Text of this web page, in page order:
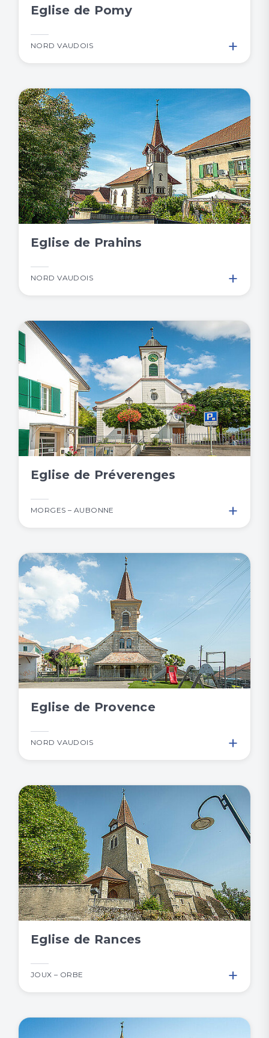
Eglise de Pomy
NORD VAUDOIS +
Eglise de Prahins
NORD VAUDOIS +
Eglise de Préverenges
MORGES – AUBONNE +
Eglise de Provence
NORD VAUDOIS +
Eglise de Rances
JOUX – ORBE +